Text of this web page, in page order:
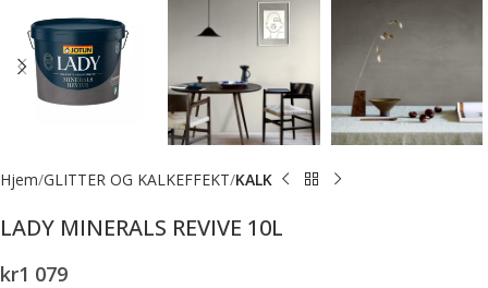
Hjem GLITTER OG KALKEFFEKT KALK
LADY MINERALS REVIVE 10L
kr1 079